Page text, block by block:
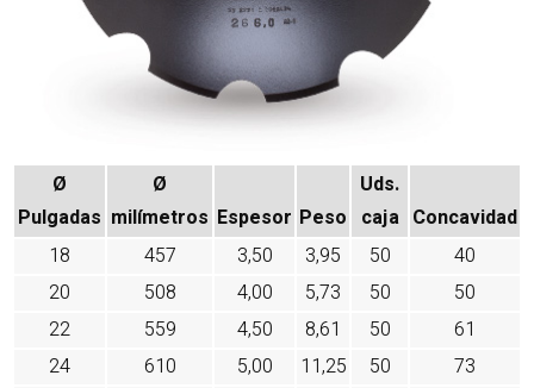
Ø
Pulgadas
Ø
milímetros Espesor Peso
Uds.
caja Concavidad
18
457 3,50 3,95 50
40
20
508 4,00 5,73 50
50
22
559 4,50 8,61 50
61
24
610 5,00 11,25 50
73